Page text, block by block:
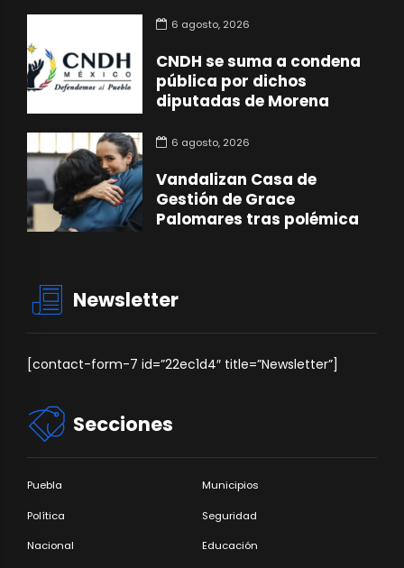
6 agosto, 2026
CNDH se suma a condena
pública por dichos
diputadas de Morena
6 agosto, 2026
Vandalizan Casa de
Gestión de Grace
Palomares tras polémica
Newsletter
[contact-form-7 id=”22ec1d4″ title=”Newsletter”]
Secciones
Puebla Municipios
Política Seguridad
Nacional Educación